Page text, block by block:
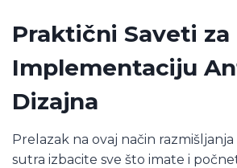
Praktični Saveti za
Implementaciju
Dizajna
Prelazak na ovaj način
sutra izbacite sve što imate i